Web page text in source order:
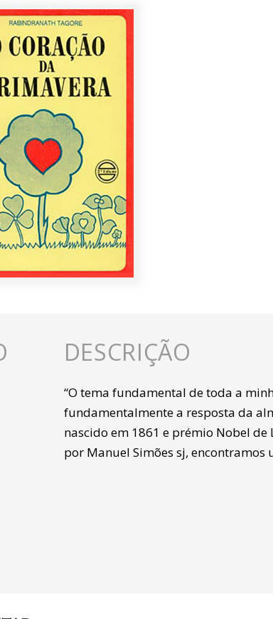
DESCRIÇÃO
“O tema fundamental de toda a
fundamentalmente a resposta da
nascido em 1861 e prémio Nobel
por Manuel Simões sj, encontramos